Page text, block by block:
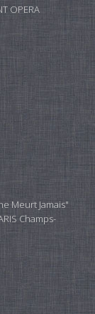
OPERA
Meurt Jamais"
Champs-